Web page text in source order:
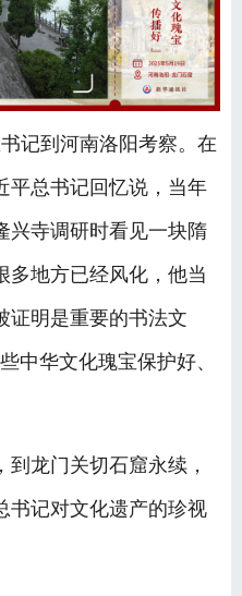
记到河南洛阳考察。在
平总书记回忆说，当年
兴寺调研时看见一块隋
多地方已经风化，他当
证明是重要的书法文
中华文化瑰宝保护好、
龙门关切石窟永续，
书记对文化遗产的珍视